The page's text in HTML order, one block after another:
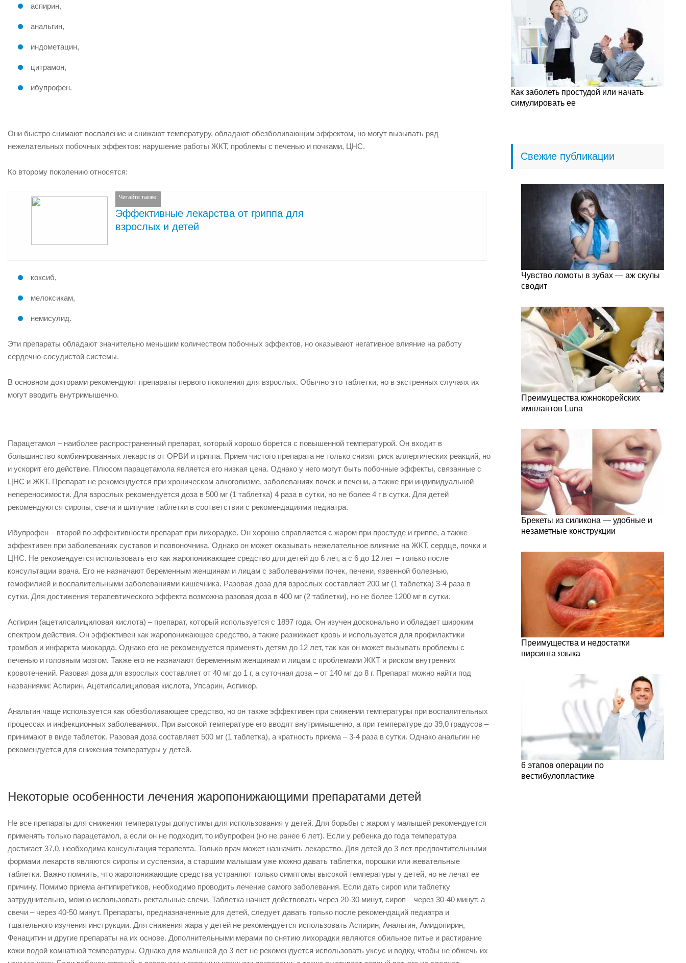
аспирин,
анальгин,
индометацин,
цитрамон,
ибупрофен.
Они быстро снимают воспаление и снижают температуру, обладают обезболивающим эффектом, но могут вызывать ряд
нежелательных побочных эффектов: нарушение работы ЖКТ, проблемы с печенью и почками, ЦНС.
Ко второму поколению относятся:
Читайте также:
Эффективные лекарства от гриппа для
взрослых и детей
коксиб,
мелоксикам,
немисулид.
Эти препараты обладают значительно меньшим количеством побочных эффектов, но оказывают негативное влияние на работу
сердечно-сосудистой системы.
В основном докторами рекомендуют препараты первого поколения для взрослых. Обычно это таблетки, но в экстренных случаях их
могут вводить внутримышечно.
Парацетамол – наиболее распространенный препарат, который хорошо борется с повышенной температурой. Он входит в
большинство комбинированных лекарств от ОРВИ и гриппа. Прием чистого препарата не только снизит риск аллергических реакций, но
и ускорит его действие. Плюсом парацетамола является его низкая цена. Однако у него могут быть побочные эффекты, связанные с
ЦНС и ЖКТ. Препарат не рекомендуется при хроническом алкоголизме, заболеваниях почек и печени, а также при индивидуальной
непереносимости. Для взрослых рекомендуется доза в 500 мг (1 таблетка) 4 раза в сутки, но не более 4 г в сутки. Для детей
рекомендуются сиропы, свечи и шипучие таблетки в соответствии с рекомендациями педиатра.
Ибупрофен – второй по эффективности препарат при лихорадке. Он хорошо справляется с жаром при простуде и гриппе, а также
эффективен при заболеваниях суставов и позвоночника. Однако он может оказывать нежелательное влияние на ЖКТ, сердце, почки и
ЦНС. Не рекомендуется использовать его как жаропонижающее средство для детей до 6 лет, а с 6 до 12 лет – только после
консультации врача. Его не назначают беременным женщинам и лицам с заболеваниями почек, печени, язвенной болезнью,
гемофилией и воспалительными заболеваниями кишечника. Разовая доза для взрослых составляет 200 мг (1 таблетка) 3-4 раза в
сутки. Для достижения терапевтического эффекта возможна разовая доза в 400 мг (2 таблетки), но не более 1200 мг в сутки.
Аспирин (ацетилсалициловая кислота) – препарат, который используется с 1897 года. Он изучен досконально и обладает широким
спектром действия. Он эффективен как жаропонижающее средство, а также разжижает кровь и используется для профилактики
тромбов и инфаркта миокарда. Однако его не рекомендуется применять детям до 12 лет, так как он может вызывать проблемы с
печенью и головным мозгом. Также его не назначают беременным женщинам и лицам с проблемами ЖКТ и риском внутренних
кровотечений. Разовая доза для взрослых составляет от 40 мг до 1 г, а суточная доза – от 140 мг до 8 г. Препарат можно найти под
названиями: Аспирин, Ацетилсалициловая кислота, Упсарин, Аспикор.
Анальгин чаще используется как обезболивающее средство, но он также эффективен при снижении температуры при воспалительных
процессах и инфекционных заболеваниях. При высокой температуре его вводят внутримышечно, а при температуре до 39,0 градусов –
принимают в виде таблеток. Разовая доза составляет 500 мг (1 таблетка), а кратность приема – 3-4 раза в сутки. Однако анальгин не
рекомендуется для снижения температуры у детей.
Некоторые особенности лечения жаропонижающими препаратами детей
Не все препараты для снижения температуры допустимы для использования у детей. Для борьбы с жаром у малышей рекомендуется
применять только парацетамол, а если он не подходит, то ибупрофен (но не ранее 6 лет). Если у ребенка до года температура
достигает 37,0, необходима консультация терапевта. Только врач может назначить лекарство. Для детей до 3 лет предпочтительными
формами лекарств являются сиропы и суспензии, а старшим малышам уже можно давать таблетки, порошки или жевательные
таблетки. Важно помнить, что жаропонижающие средства устраняют только симптомы высокой температуры у детей, но не лечат ее
причину. Помимо приема антипиретиков, необходимо проводить лечение самого заболевания. Если дать сироп или таблетку
затруднительно, можно использовать ректальные свечи. Таблетка начнет действовать через 20-30 минут, сироп – через 30-40 минут, а
свечи – через 40-50 минут. Препараты, предназначенные для детей, следует давать только после рекомендаций педиатра и
тщательного изучения инструкции. Для снижения жара у детей не рекомендуется использовать Аспирин, Анальгин, Амидопирин,
Фенацитин и другие препараты на их основе. Дополнительными мерами по снятию лихорадки являются обильное питье и растирание
кожи водой комнатной температуры. Однако для малышей до 3 лет не рекомендуется использовать уксус и водку, чтобы не обжечь их
Как заболеть простудой или начать
симулировать ее
Свежие публикации
Чувство ломоты в зубах — аж скулы
сводит
Преимущества южнокорейских
имплантов Luna
Брекеты из силикона — удобные и
незаметные конструкции
Преимущества и недостатки
пирсинга языка
6 этапов операции по
вестибулопластике